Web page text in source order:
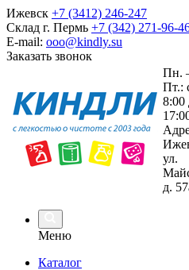
Ижевск +7 (3412) 246-247
Склад г. Пермь +7 (342) 271-96-
E-mail: ooo@kindly.su
Заказать звонок
Пн.
Пт.:
8:00
ул.
д.
Меню
Каталог